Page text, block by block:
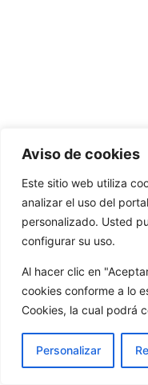
Aviso de cookies
Este sitio web utiliza
analizar el uso del
personalizado. Usted
configurar su uso.
Al hacer clic en
cookies conforme a lo
Cookies, la cual podrá
Personalizar